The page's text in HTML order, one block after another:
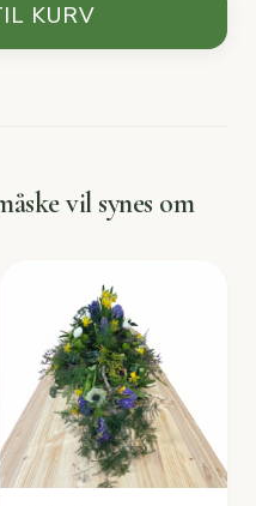
KURV
vil synes om